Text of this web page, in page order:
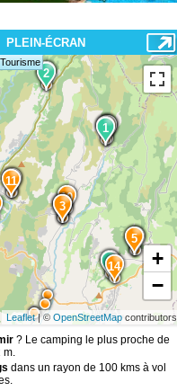
PLEIN-ÉCRAN
Tourisme
14
12
11
10
9
8
7
5
4
3
2
1
3
2
1
+
−
Leaflet| ©OpenStreetMap contributors
? Le camping le plus proche de
m.
dans un rayon de 100 kms à vol